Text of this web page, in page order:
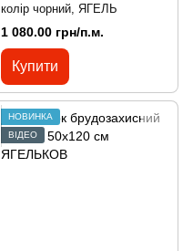
колір чорний, ЯГЕЛЬ
1 080.00 грн/п.м.
Купити
НОВИНКА
ВІДЕО